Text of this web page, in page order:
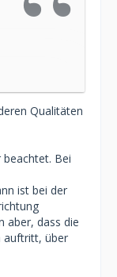
Qualitäten
Bei
ist bei der
aber, dass die
auftritt, über